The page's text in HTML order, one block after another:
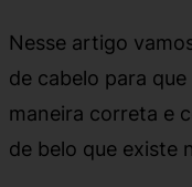
Nesse artigo
de cabelo para
maneira correta e
de belo que existe